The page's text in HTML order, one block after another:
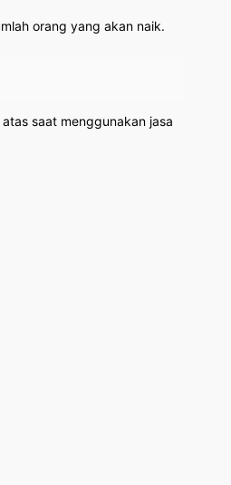
orang yang akan naik.
saat menggunakan jasa